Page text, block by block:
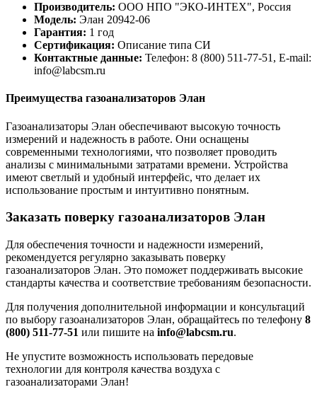
Производитель: ООО НПО "ЭКО-ИНТЕХ", Россия
Модель: Элан 20942-06
Гарантия: 1 год
Сертификация: Описание типа СИ
Контактные данные: Телефон: 8 (800) 511-77-51, E-mail:
info@labcsm.ru
Преимущества газоанализаторов Элан
Газоанализаторы Элан обеспечивают высокую точность
измерений и надежность в работе. Они оснащены
современными технологиями, что позволяет проводить
анализы с минимальными затратами времени. Устройства
имеют светлый и удобный интерфейс, что делает их
использование простым и интуитивно понятным.
Заказать поверку газоанализаторов Элан
Для обеспечения точности и надежности измерений,
рекомендуется регулярно заказывать поверку
газоанализаторов Элан. Это поможет поддерживать высокие
стандарты качества и соответствие требованиям безопасности.
Для получения дополнительной информации и консультаций
по выбору газоанализаторов Элан, обращайтесь по телефону 8
(800) 511-77-51 или пишите на info@labcsm.ru.
Не упустите возможность использовать передовые
технологии для контроля качества воздуха с
газоанализаторами Элан!